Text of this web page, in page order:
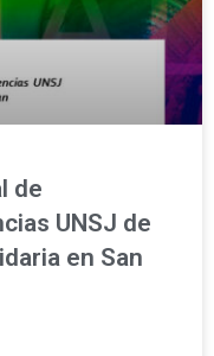
de
UNSJ de
en San